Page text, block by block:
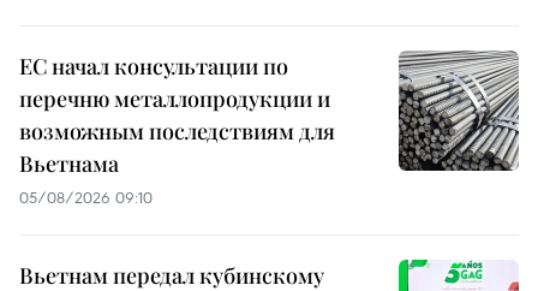
ЕС начал консультации по
перечню металлопродукции и
возможным последствиям для
Вьетнама
05/08/2026 09:10
Вьетнам передал кубинскому